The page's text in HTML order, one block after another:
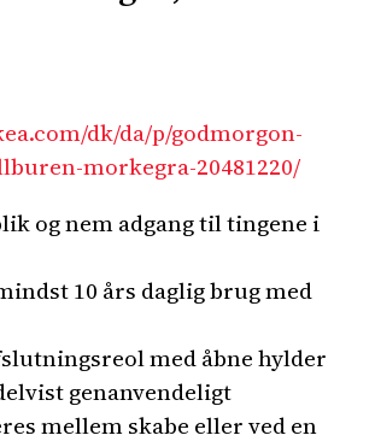
dk/da/p/godmorgon-
morkegra-20481220/
og nem adgang til tingene i
10 års daglig brug med
med åbne hylder
genanvendeligt
mellem skabe eller ved en